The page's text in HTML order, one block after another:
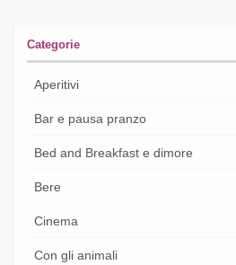
Categorie
Aperitivi
Bar e pausa pranzo
Bed and Breakfast e dimore
Bere
Cinema
Con gli animali